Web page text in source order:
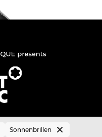
Sonnenbrillen